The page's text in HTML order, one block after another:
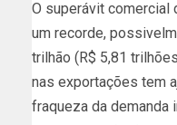
O superávit comercial
um recorde,
trilhão (R$ 5,81
nas exportações tem
fraqueza da demanda